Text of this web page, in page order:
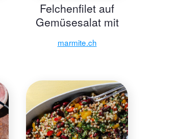
Felchenfilet auf
Gemüsesalat mit
Vinaigrette
marmite.ch